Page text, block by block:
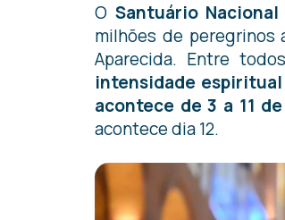
O Santuário
milhões de peregrinos
Aparecida. Entre
intensidade espiritual
acontece de 3 a 11
acontece dia 12.